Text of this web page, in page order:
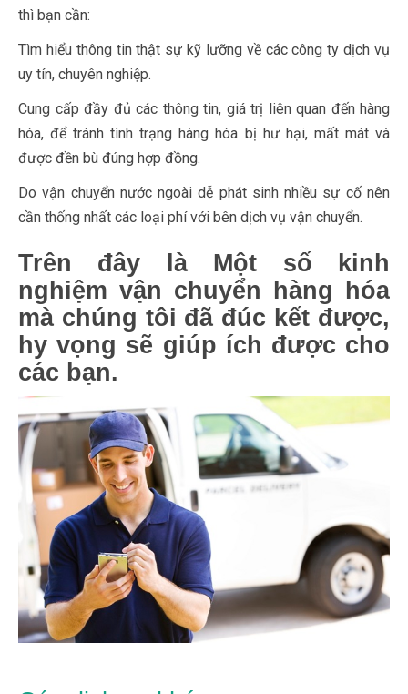
thì bạn cần:
Tìm hiểu thông tin thật sự kỹ lưỡng về các công ty dịch vụ
uy tín, chuyên nghiệp.
Cung cấp đầy đủ các thông tin, giá trị liên quan đến hàng
hóa, để tránh tình trạng hàng hóa bị hư hại, mất mát và
được đền bù đúng hợp đồng.
Do vận chuyển nước ngoài dễ phát sinh nhiều sự cố nên
cần thống nhất các loại phí với bên dịch vụ vận chuyển.
Trên đây là Một số kinh
nghiệm vận chuyển hàng hóa
mà chúng tôi đã đúc kết được,
hy vọng sẽ giúp ích được cho
các bạn.